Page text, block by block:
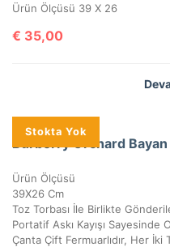
Ürün Ölçüsü 39 X 26
€ 35,00
Stokta Yok
Burberry Orchard
Ürün Ölçüsü
39X26 Cm
Toz Torbası İle Birlikte
Portatif Askı Kayışı Sayesinde
Çanta Çift Fermuarlıdır, Her İki